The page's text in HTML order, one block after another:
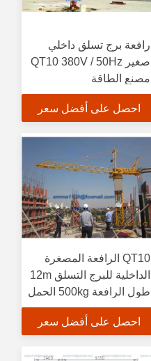
رافعة برج تسلق داخلي
صغير QT10 380V / 50Hz
مصنع الطاقة
احصل على أفضل سعر
QT10 الرافعة المصغرة
الداخلية للبرج التسلق 12m
طول الرافعة 500kg الحمل
النهائي
احصل على أفضل سعر